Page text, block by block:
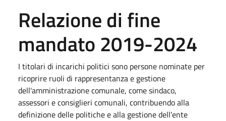
Relazione di fine
mandato 2019-2024
I titolari di incarichi politici sono persone nominate per
ricoprire ruoli di rappresentanza e gestione
dell'amministrazione comunale, come sindaco,
assessori e consiglieri comunali, contribuendo alla
definizione delle politiche e alla gestione dell'ente